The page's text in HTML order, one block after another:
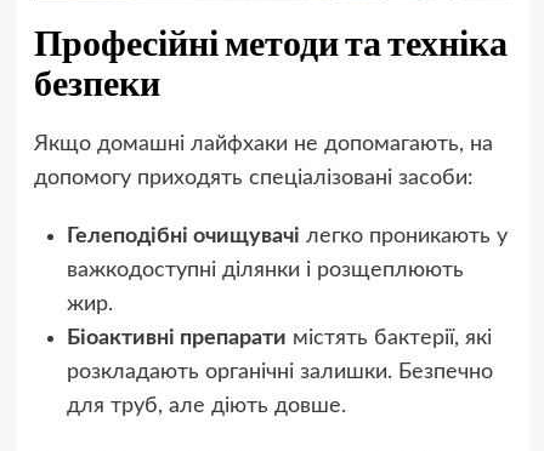
Професійні методи та техніка
безпеки
Якщо домашні лайфхаки не допомагають, на
допомогу приходять спеціалізовані засоби:
Гелеподібні очищувачі легко проникають у
важкодоступні ділянки і розщеплюють
жир.
Біоактивні препарати містять бактерії, які
розкладають органічні залишки. Безпечно
для труб, але діють довше.